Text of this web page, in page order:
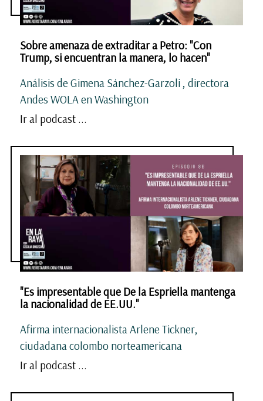
Sobre amenaza de extraditar a Petro: "Con
Trump, si encuentran la manera, lo hacen"
Análisis de Gimena Sánchez-Garzoli , directora
Andes WOLA en Washington
Ir al podcast ...
"Es impresentable que De la Espriella mantenga
la nacionalidad de EE.UU."
Afirma internacionalista Arlene Tickner,
ciudadana colombo norteamericana
Ir al podcast ...